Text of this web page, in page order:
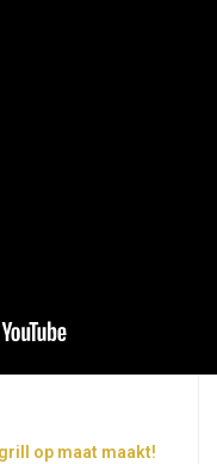
op maat maakt!